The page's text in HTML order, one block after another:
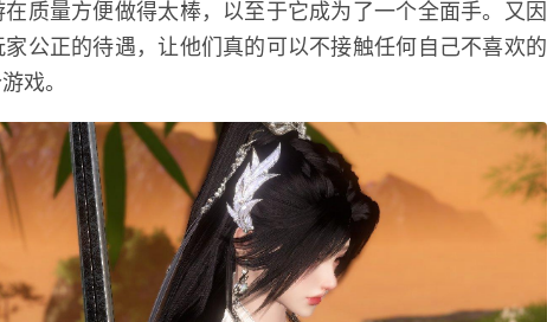
质量方便做得太棒，以至于它成为了一个全面手。又因
公正的待遇，让他们真的可以不接触任何自己不喜欢的
戏。